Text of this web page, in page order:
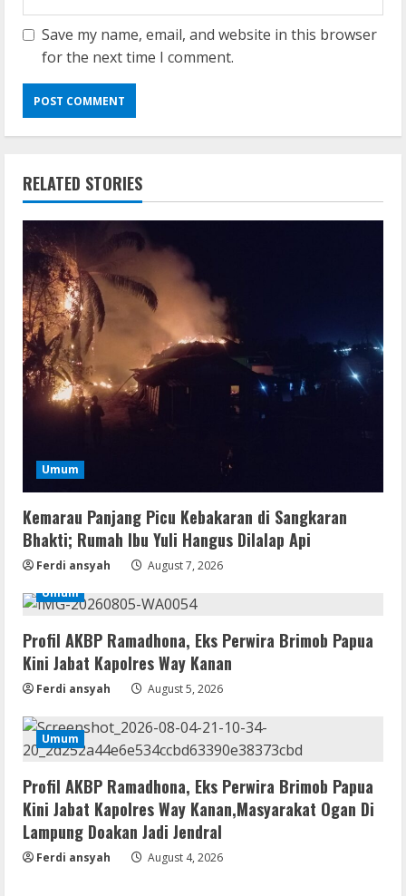
Save my name, email, and website in this browser
for the next time I comment.
RELATED STORIES
Umum
Kemarau Panjang Picu Kebakaran di Sangkaran
Bhakti; Rumah Ibu Yuli Hangus Dilalap Api
Ferdi ansyah
August 7, 2026
Umum
Profil AKBP Ramadhona, Eks Perwira Brimob Papua
Kini Jabat Kapolres Way Kanan
Ferdi ansyah August 5, 2026
Umum
Profil AKBP Ramadhona, Eks Perwira Brimob Papua
Kini Jabat Kapolres Way Kanan,Masyarakat Ogan Di
Lampung Doakan Jadi Jendral
Ferdi ansyah August 4, 2026
VL
Office 365 Mondo Pre-Activated
August 7, 2026
3
Kemarau Panjang Picu Kebakaran di
Sangkaran Bhakti; Rumah Ibu Yuli
Hangus Dilalap Api
August 7, 2026
4
Serialers
Adobe Acrobat Pro 2021 Portable only
[100% Worked] [Windows] 2025
August 7, 2026
5
VL
Office 2021 Home & Student 64 bit ISO
August 7, 2026
Serialers
jv16 PowerTools Free[Activated]